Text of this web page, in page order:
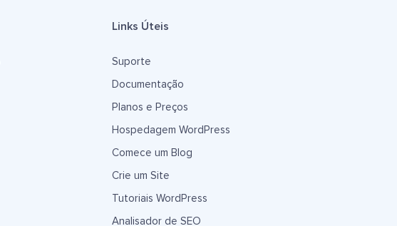
Links Úteis
Suporte
Documentação
Planos e Preços
Hospedagem WordPress
Comece um Blog
Crie um Site
Tutoriais WordPress
Analisador de SEO